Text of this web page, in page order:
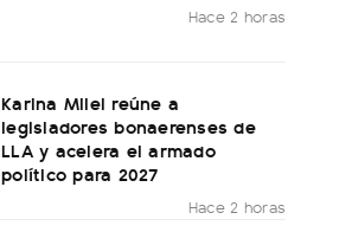
Hace 2 horas
Karina Milei reúne a
legisladores bonaerenses de
LLA y acelera el armado
político para 2027
Hace 2 horas